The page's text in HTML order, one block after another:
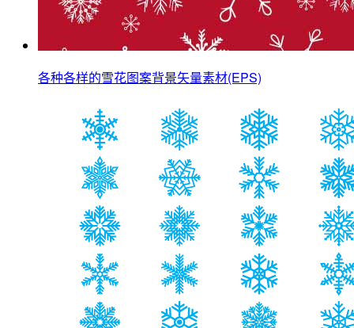
各种各样的雪花图案背景矢量素材(EPS)